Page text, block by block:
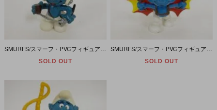
SMURFS/スマーフ・PVCフィギュア 「無線」 20143
SOLD OUT
SMURFS/スマーフ・PVCフィギュア 「ハングライダー」 20036
SOLD OUT